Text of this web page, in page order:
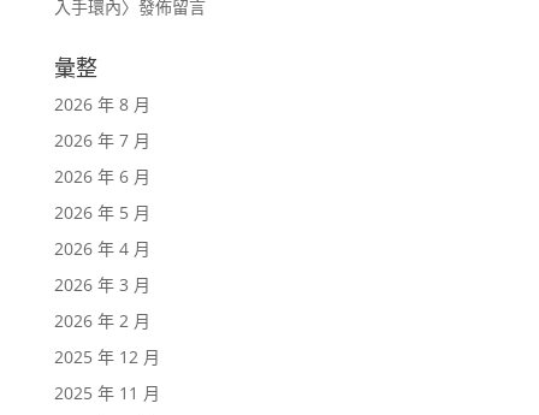
入手環內〉發佈留言
彙整
2026 年 8 月
2026 年 7 月
2026 年 6 月
2026 年 5 月
2026 年 4 月
2026 年 3 月
2026 年 2 月
2025 年 12 月
2025 年 11 月